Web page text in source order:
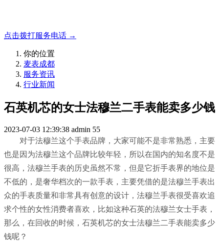
点击拨打服务电话 →
你的位置
麦表成都
服务资讯
行业新闻
石英机芯的女士法穆兰二手表能卖多少钱
2023-07-03 12:39:38 admin 55
对于法穆兰这个手表品牌，大家可能不是非常熟悉，主要
也是因为法穆兰这个品牌比较年轻，所以在国内的知名度不是
很高，法穆兰手表的历史虽然不常，但是它折手表界的地位是
不低的，是奢华档次的一款手表，主要凭借的是法穆兰手表出
众的手表质量和非常具有创意的设计，法穆兰手表很受喜欢追
求个性的女性消费者喜欢，比如这种石英的法穆兰女士手表，
那么，在回收的时候，石英机芯的女士法穆兰二手表能卖多少
钱呢？